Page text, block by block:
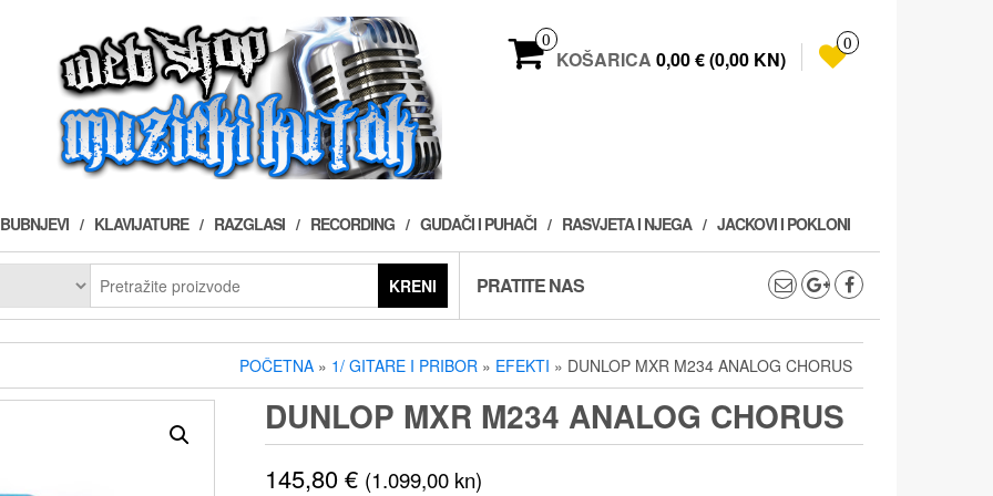
0
KOŠARICA 0,00 € (0,00 KN)
0
BUBNJEVI KLAVIJATURE RAZGLASI RECORDING GUDAČI I PUHAČI RASVJETA I NJEGA JACKOVI I POKLONI
KRENI PRATITE NAS
POČETNA » 1/ GITARE I PRIBOR » EFEKTI » DUNLOP MXR M234 ANALOG CHORUS
DUNLOP MXR M234 ANALOG CHORUS
145,80€ (1.099,00 kn)